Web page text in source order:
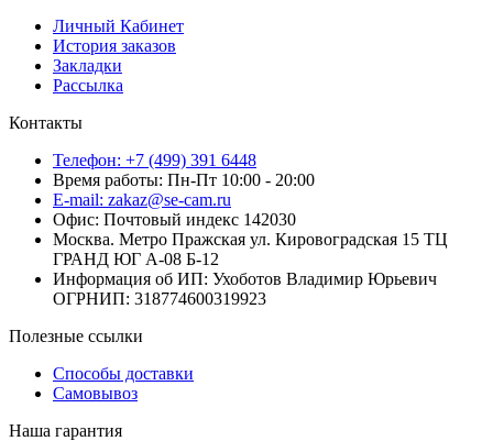
Личный Кабинет
История заказов
Закладки
Рассылка
Контакты
Телефон: +7 (499) 391 6448
Время работы: Пн-Пт 10:00 - 20:00
E-mail: zakaz@se-cam.ru
Офис: Почтовый индекс 142030
Москва. Метро Пражская ул. Кировоградская 15 ТЦ
ГРАНД ЮГ А-08 Б-12
Информация об ИП: Ухоботов Владимир Юрьевич
ОГРНИП: 318774600319923
Полезные ссылки
Способы доставки
Самовывоз
Наша гарантия